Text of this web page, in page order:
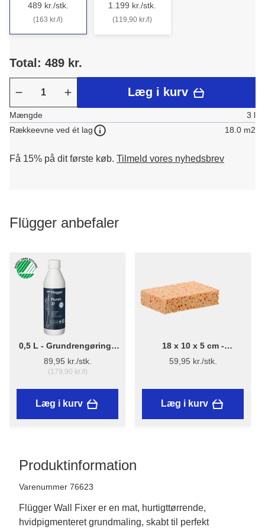
489 kr./stk.
(163 kr./l)
1.199 kr./stk.
(119,90 kr./l)
Total: 489 kr.
Læg i kurv
Mængde
3 l
Rækkeevne ved ét lag
18.0 m2
Få 15% på dit første køb. Tilmeld vores nyhedsbrev
Flügger anbefaler
0,5 L - Grundrengøring -
Flügger Fluren 37
89,95 kr./stk.
(179,90 kr./l)
Læg i kurv
18 x 10 x 5 cm -
Rengøringssvamp af
Viskose - Stiwex
59,95 kr./stk.
Læg i kurv
Produktinformation
Varenummer 76623
Flügger Wall Fixer er en mat, hurtigttørrende,
hvidpigmenteret grundmaling, skabt til perfekt